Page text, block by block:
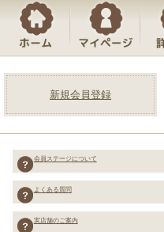
新規会員登録
会員ステージについて
よくある質問
実店舗のご案内